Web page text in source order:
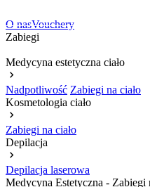
O nasVouchery
Zabiegi
Medycyna estetyczna ciało
Nadpotliwość Zabiegi na ciało
Kosmetologia ciało
Zabiegi na ciało
Depilacja
Depilacja laserowa
Medycyna Estetyczna - Zabiegi